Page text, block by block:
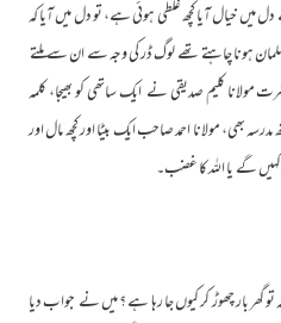
خیال آیا کچھ غلطی ہوئی ہے، تو دل میں آیا کہ
ہونا چاہتے تھے لوگ ڈر کی وجہ سے ان سے ملتے
مولانا کلیم صدیقی نے ایک ساتھی کو بھیجا، کلمہ
بھی، مولانا احمد صاحب ایک بیٹا اور کچھ مال اور
کہیں گے یا اللہ کا غضب۔
بار چھوڑ کر کیوں جا رہا ہے ؟ میں نے جواب دیا